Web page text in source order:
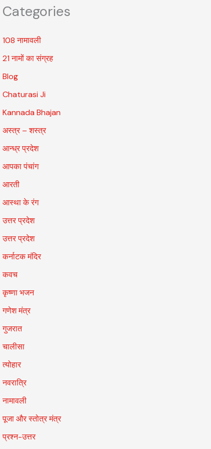
Categories
108 नामावली
21 नामों का संग्रह
Blog
Chaturasi Ji
Kannada Bhajan
अस्त्र – शस्त्र
आन्ध्र प्रदेश
आपका पंचांग
आरती
आस्था के रंग
उत्तर प्रदेश
उत्तर प्रदेश
कर्नाटक मंदिर
कवच
कृष्णा भजन
गणेश मंत्र
गुजरात
चालीसा
त्योहार
नवरात्रि
नामावली
पूजा और स्तोत्र मंत्र
प्रश्न-उत्तर